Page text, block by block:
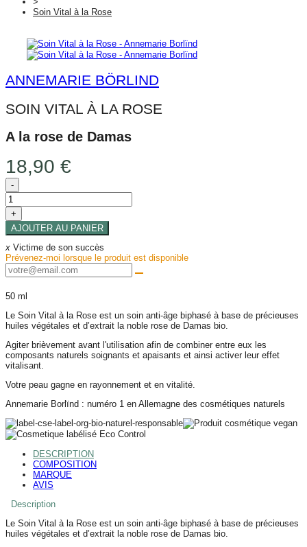
Soin Vital à la Rose
ANNEMARIE BÖRLIND
SOIN VITAL À LA ROSE
A la rose de Damas
18,90 €
-
+
AJOUTER AU PANIER
x Victime de son succès
Prévenez-moi lorsque le produit est disponible
50 ml
Le Soin Vital à la Rose est un soin anti-âge biphasé à base de précieuses
huiles végétales et d’extrait la noble rose de Damas bio.
Agiter brièvement avant l'utilisation afin de combiner entre eux les
composants naturels soignants et apaisants et ainsi activer leur effet
vitalisant.
Votre peau gagne en rayonnement et en vitalité.
Annemarie Borlïnd : numéro 1 en Allemagne des cosmétiques naturels
DESCRIPTION
COMPOSITION
MARQUE
AVIS
Description
Le Soin Vital à la Rose est un soin anti-âge biphasé à base de précieuses
huiles végétales et d’extrait la noble rose de Damas bio.